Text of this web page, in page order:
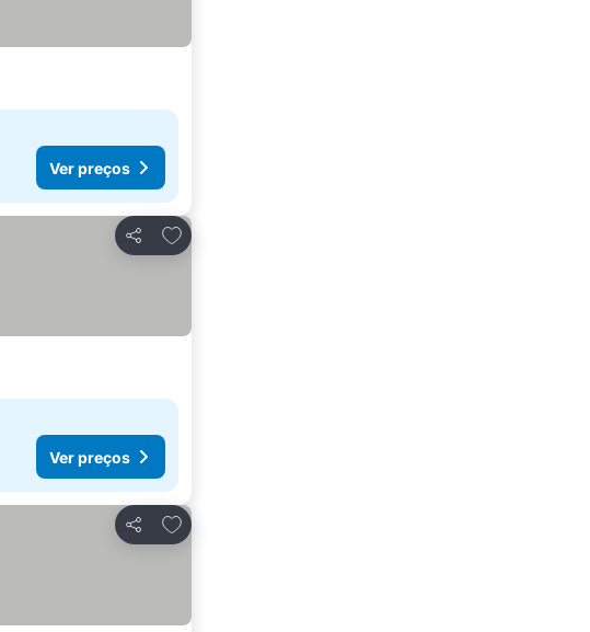
Ver preços
Partilhar
Adicionar aos favoritos
Ver preços
Partilhar
Adicionar aos favoritos